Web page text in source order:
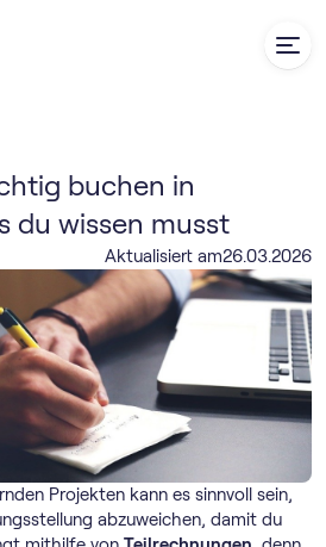
buchen in
du wissen musst
Aktualisiert am26.03.2026
Projekten kann es sinnvoll sein,
abzuweichen, damit du